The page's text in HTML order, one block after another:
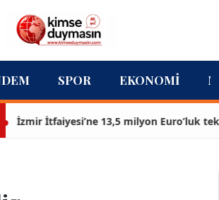
SPOR EKONOMI
İzmir İtfaiyesi’ne 13,5 milyon Euro’luk